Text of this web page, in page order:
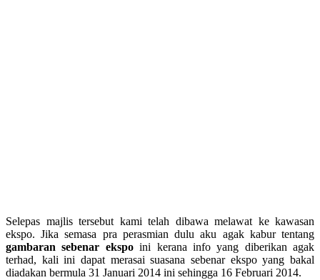
Selepas majlis tersebut kami telah dibawa melawat ke kawasan
ekspo. Jika semasa pra perasmian dulu aku agak kabur tentang
gambaran sebenar ekspoini kerana info yang diberikan agak
terhad, kali ini dapat merasai suasana sebenar ekspo yang bakal
diadakan bermula 31 Januari 2014 ini sehingga 16 Februari 2014.